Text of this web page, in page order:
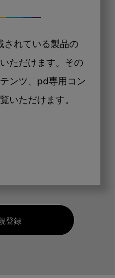
されている製品の
ただけます。その
ンツ、pd専用コン
いただけます。
登録